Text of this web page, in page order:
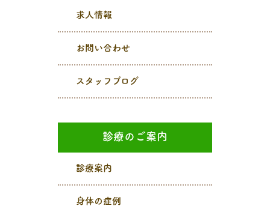
求人情報
お問い合わせ
スタッフブログ
診療のご案内
診療案内
身体の症例